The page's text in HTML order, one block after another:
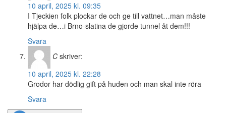
10 april, 2025 kl. 09:35
I Tjeckien folk plockar de och ge till vattnet…man måste
hjälpa de…i Brno-slatina de gjorde tunnel åt dem!!!
Svara
C skriver:
10 april, 2025 kl. 22:28
Grodor har dödlig gift på huden och man skal inte röra
Svara